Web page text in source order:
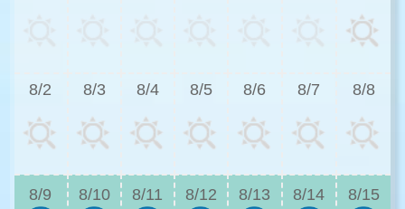
8/2 8/3 8/4 8/5 8/6 8/7 8/8
8/9 8/10 8/11 8/12 8/13 8/14 8/15